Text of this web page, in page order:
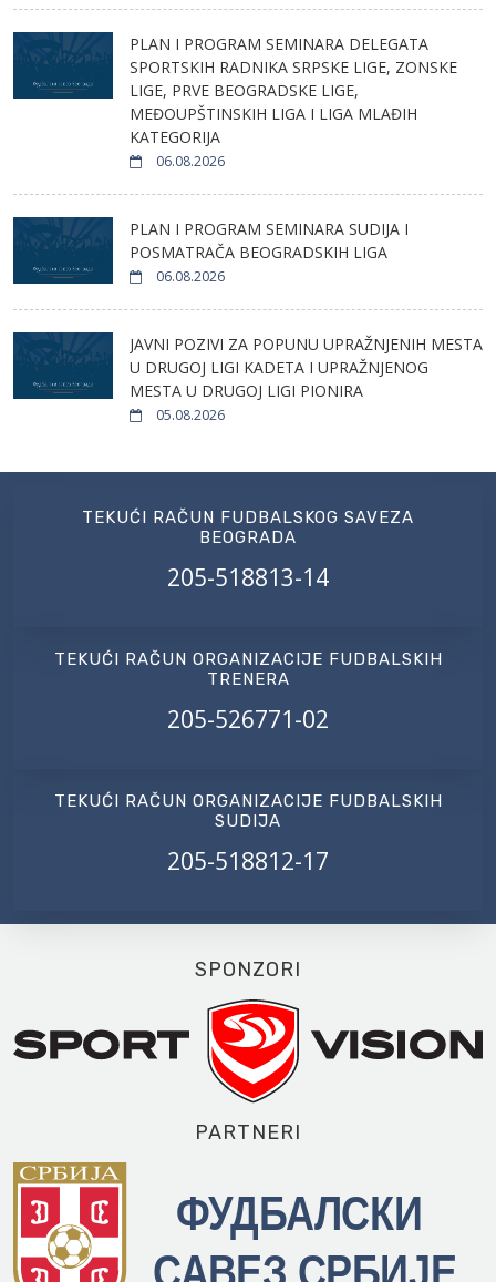
PLAN I PROGRAM SEMINARA DELEGATA
SPORTSKIH RADNIKA SRPSKE LIGE, ZONSKE
LIGE, PRVE BEOGRADSKE LIGE,
MEĐOUPŠTINSKIH LIGA I LIGA MLAĐIH
KATEGORIJA
06.08.2026
PLAN I PROGRAM SEMINARA SUDIJA I
POSMATRAČA BEOGRADSKIH LIGA
06.08.2026
JAVNI POZIVI ZA POPUNU UPRAŽNJENIH MESTA
U DRUGOJ LIGI KADETA I UPRAŽNJENOG
MESTA U DRUGOJ LIGI PIONIRA
05.08.2026
TEKUĆI RAČUN FUDBALSKOG SAVEZA
BEOGRADA
205-518813-14
TEKUĆI RAČUN ORGANIZACIJE FUDBALSKIH
TRENERA
205-526771-02
TEKUĆI RAČUN ORGANIZACIJE FUDBALSKIH
SUDIJA
205-518812-17
SPONZORI
PARTNERI